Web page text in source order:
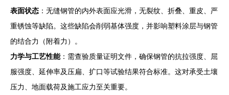
表面状态 ：无缝钢管的内外表面应光滑，无裂纹、折叠、重皮、严
重锈蚀等缺陷。这些缺陷会削弱基体强度，并影响塑料涂层与钢管
的结合力（附着力）。
力学与工艺性能：需查验质量证明文件，确保钢管的抗拉强度、屈
服强度、延伸率及压扁、扩口等试验结果符合标准。这对承受土壤
压力、地面载荷及施工应力至关重要。